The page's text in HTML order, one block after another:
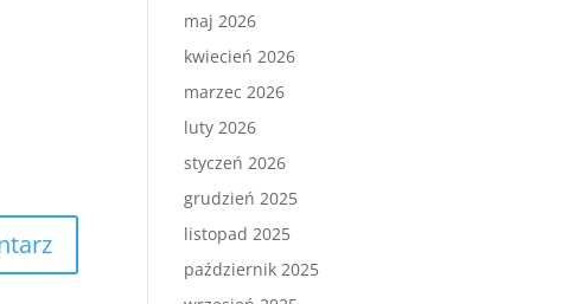
maj 2026
kwiecień 2026
marzec 2026
luty 2026
styczeń 2026
grudzień 2025
listopad 2025
październik 2025